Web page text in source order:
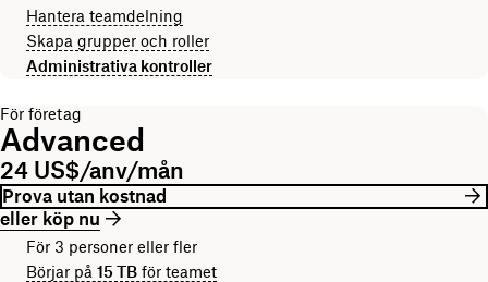
Hantera teamdelning
Skapa grupper och roller
Administrativa kontroller
För företag
Advanced
24 US$/anv/mån
Prova utan kostnad
eller köp nu
För 3 personer eller fler
Börjar på 15 TB för teamet